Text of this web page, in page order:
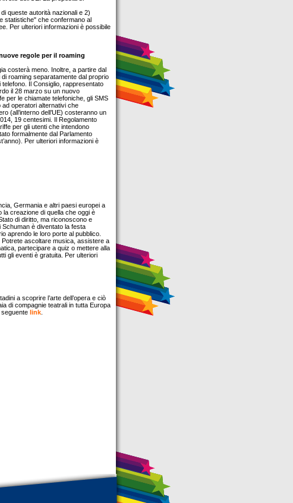
queste autorità nazionali e 2)
statistiche" che confermano al
Per ulteriori informazioni è possibile
regole per il roaming
costerà meno. Inoltre, a partire dal
roaming separatamente dal proprio
Il Consiglio, rappresentato
il 28 marzo su un nuovo
per le chiamate telefoniche, gli SMS
operatori alternativi che
(all’interno dell’UE) costeranno un
19 centesimi. Il Regolamento
per gli utenti che intendono
formalmente dal Parlamento
Per ulteriori informazioni è
Germania e altri paesi europei a
creazione di quella che oggi è
di diritto, ma riconoscono e
è diventato la festa
aprendo le loro porte al pubblico.
ascoltare musica, assistere a
partecipare a quiz o mettere alla
gli eventi è gratuita. Per ulteriori
a scoprire l’arte dell’opera e ciò
di compagnie teatrali in tutta Europa
seguente link